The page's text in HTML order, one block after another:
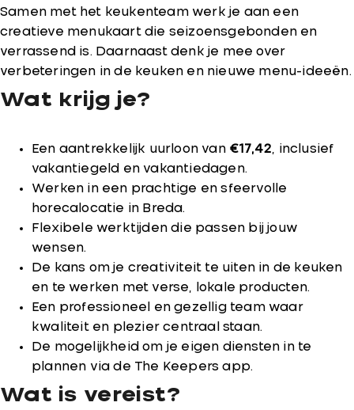
Samen met het keukenteam werk je aan een
creatieve menukaart die seizoensgebonden en
verrassend is. Daarnaast denk je mee over
verbeteringen in de keuken en nieuwe menu-ideeën.
Wat krijg je?
Een aantrekkelijk uurloon van €17,42 , inclusief
vakantiegeld en vakantiedagen.
Werken in een prachtige en sfeervolle
horecalocatie in Breda.
Flexibele werktijden die passen bij jouw
wensen.
De kans om je creativiteit te uiten in de keuken
en te werken met verse, lokale producten.
Een professioneel en gezellig team waar
kwaliteit en plezier centraal staan.
De mogelijkheid om je eigen diensten in te
plannen via de The Keepers app.
Wat is vereist?